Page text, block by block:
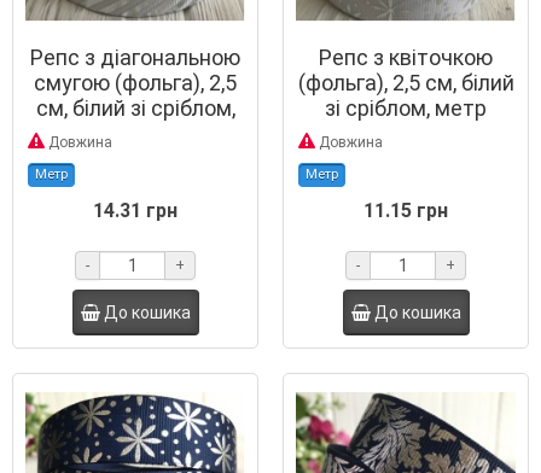
Репс з діагональною
смугою (фольга), 2,5
см, білий зі сріблом,
метр
Довжина
Метр
14.31 грн
- +
До кошика
Репс з квіточкою
(фольга), 2,5 см, білий
зі сріблом, метр
Довжина
Метр
11.15 грн
- +
До кошика